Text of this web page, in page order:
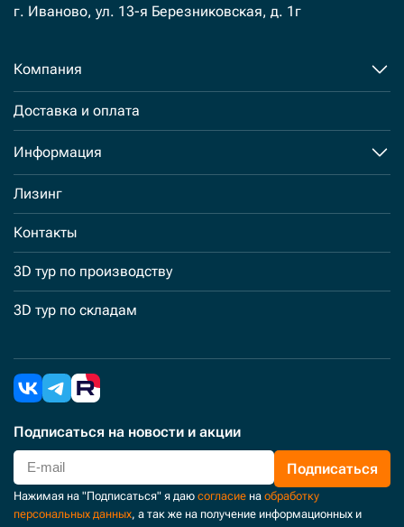
г. Иваново, ул. 13-я Березниковская, д. 1г
Компания
Доставка и оплата
Информация
Лизинг
Контакты
3D тур по производству
3D тур по складам
Подписаться на новости и акции
Подписаться
Нажимая на "Подписаться" я даю согласие на обработку
персональных данных, а так же на получение информационных и